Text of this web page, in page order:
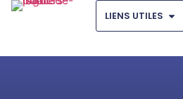
LIENS UTILES